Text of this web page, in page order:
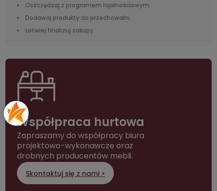
Oszczędzaj z programem lojalnościowym.
Dodawaj produkty do przechowalni.
Łatwiej finalizuj zakupy.
Współpraca hurtowa
Zapraszamy do współpracy biura
projektowo-wykonawcze oraz
drobnych producentów mebli.
Skontaktuj się z nami >